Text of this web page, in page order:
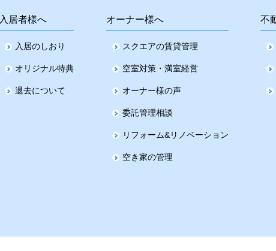
入居者様へ
入居のしおり
オリジナル特典
退去について
オーナー様へ
スクエアの賃貸管理
空室対策・満室経営
オーナー様の声
委託管理相談
リフォーム&リノベーション
空き家の管理
不